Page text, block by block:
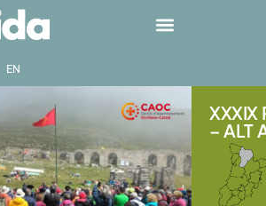
EN
XXXIX
– ALT